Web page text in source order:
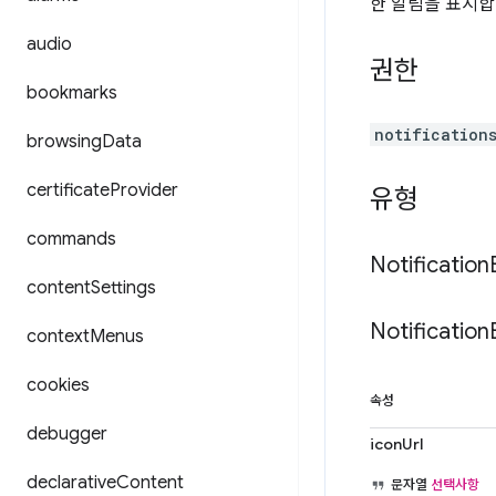
audio
bookmarks
browsingData
certificateProvider
commands
contentSettings
contextMenus
cookies
debugger
declarativeContent
한 알림을 표시
권한
notifications
유형
Notification
Notification
속성
iconUrl
문자열 선택사항